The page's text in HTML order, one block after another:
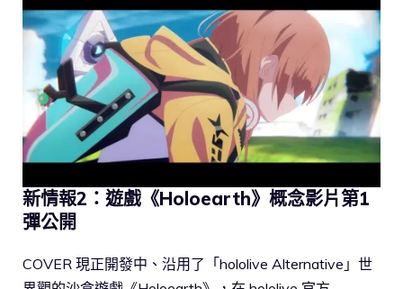
新情報2：遊戲《Holoearth》概念影片第1
彈公開
COVER 現正開發中、沿用了「hololive Alternative」世